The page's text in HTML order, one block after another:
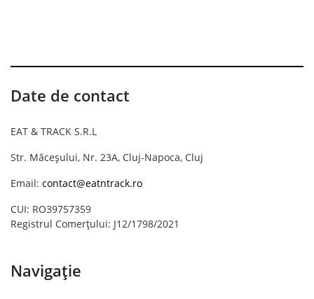
Date de contact
EAT & TRACK S.R.L
Str. Măceșului, Nr. 23A, Cluj-Napoca, Cluj
Email: contact@eatntrack.ro
CUI: RO39757359
Registrul Comerțului: J12/1798/2021
Navigație